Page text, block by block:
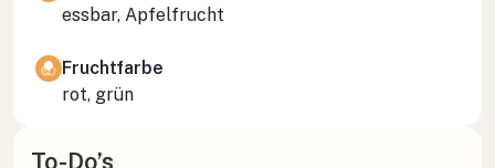
essbar, Apfelfrucht
Fruchtfarbe
rot, grün
To-Do’s